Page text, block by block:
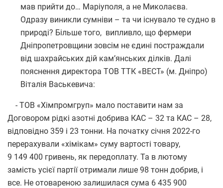
мав прийти до… Маріуполя, а не Миколаєва.
Одразу виникли сумніви – та чи існувало те судно в
природі? Більше того, випливло, що фермери
Дніпропетровщини зовсім не єдині постраждали
від шахрайських дій кам’янських ділків. Далі
пояснення директора ТОВ ТТК «ВЕСТ» (м. Дніпро)
Віталія Васькевича:
- ТОВ «Хімпромгруп» мало поставити нам за
Договором рідкі азотні добрива КАС – 32 та КАС – 28,
відповідно 359 і 23 тонни. На початку січня 2022-го
перерахували «хімікам» суму вартості товару,
9 149 400 гривень, як передоплату. Та в лютому
замість усієї партії отримали лише 98 тонн добрив, і
все. Не отовареною залишилася сума 6 435 900